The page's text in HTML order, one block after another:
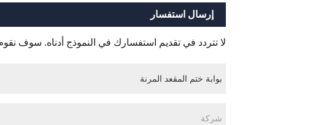
إرسال استفسار
لا تتردد في تقديم استفسارك في النموذج أدناه. سوف نقوم